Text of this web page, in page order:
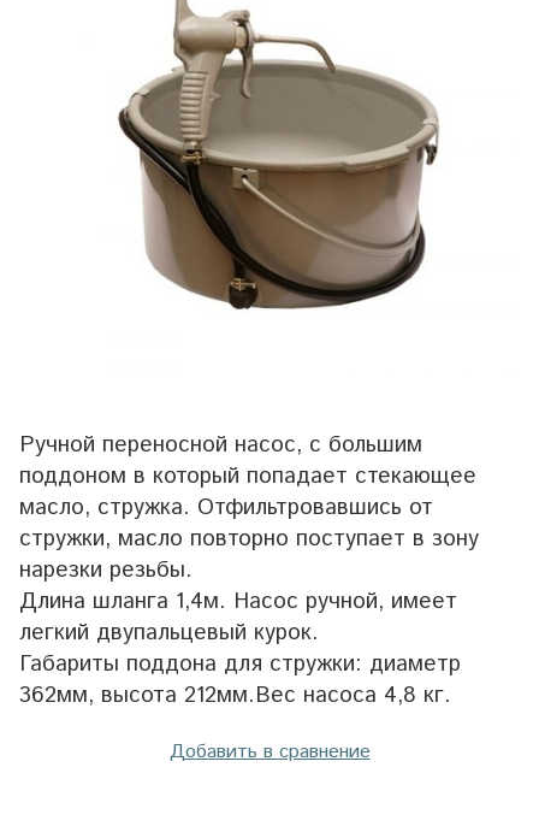
Ручной переносной насос, с большим
поддоном в который попадает стекающее
масло, стружка. Отфильтровавшись от
стружки, масло повторно поступает в зону
нарезки резьбы.
Длина шланга 1,4м. Насос ручной, имеет
легкий двупальцевый курок.
Габариты поддона для стружки: диаметр
362мм, высота 212мм.Вес насоса 4,8 кг.
Добавить в сравнение